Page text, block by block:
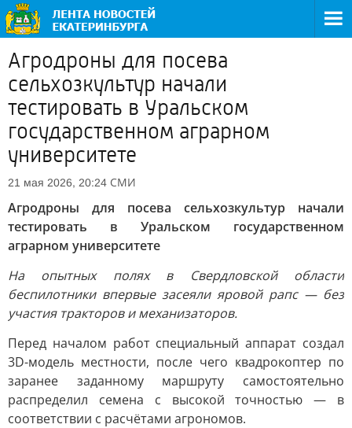
Агродроны для посева
сельхозкультур начали
тестировать в Уральском
государственном аграрном
университете
21 мая 2026, 20:24 СМИ
Агродроны для посева сельхозкультур начали
тестировать в Уральском государственном
аграрном университете
На опытных полях в Свердловской области
беспилотники впервые засеяли яровой рапс — без
участия тракторов и механизаторов.
Перед началом работ специальный аппарат создал
3D-модель местности, после чего квадрокоптер по
заранее заданному маршруту самостоятельно
распределил семена с высокой точностью — в
соответствии с расчётами агрономов.